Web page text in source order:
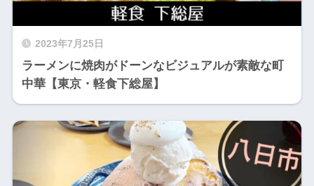
2023年7月25日
ラーメンに焼肉がドーンなビジュアルが素敵な町
中華【東京・軽食下総屋】